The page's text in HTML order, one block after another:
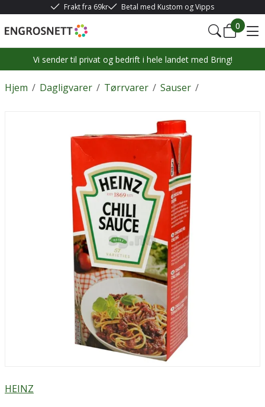
Frakt fra 69kr Betal med Kustom og Vipps
0
Vi sender til privat og bedrift i hele landet med Bring!
/
Hjem /
Dagligvarer /
Tørrvarer /
Sauser
HEINZ